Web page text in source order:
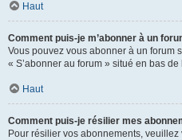
Haut
Comment puis-je m’abonner à un
Vous pouvez vous abonner à un forum
« S’abonner au forum » situé en bas
Haut
Comment puis-je résilier mes
Pour résilier vos abonnements,